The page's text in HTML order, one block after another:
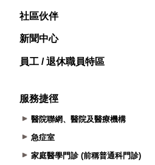
社區伙伴
新聞中心
員工 / 退休職員特區
服務捷徑
醫院聯網、醫院及醫療機構
急症室
家庭醫學門診 (前稱普通科門診)